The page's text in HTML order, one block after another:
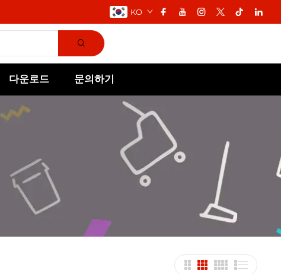
KO
다운로드 문의하기